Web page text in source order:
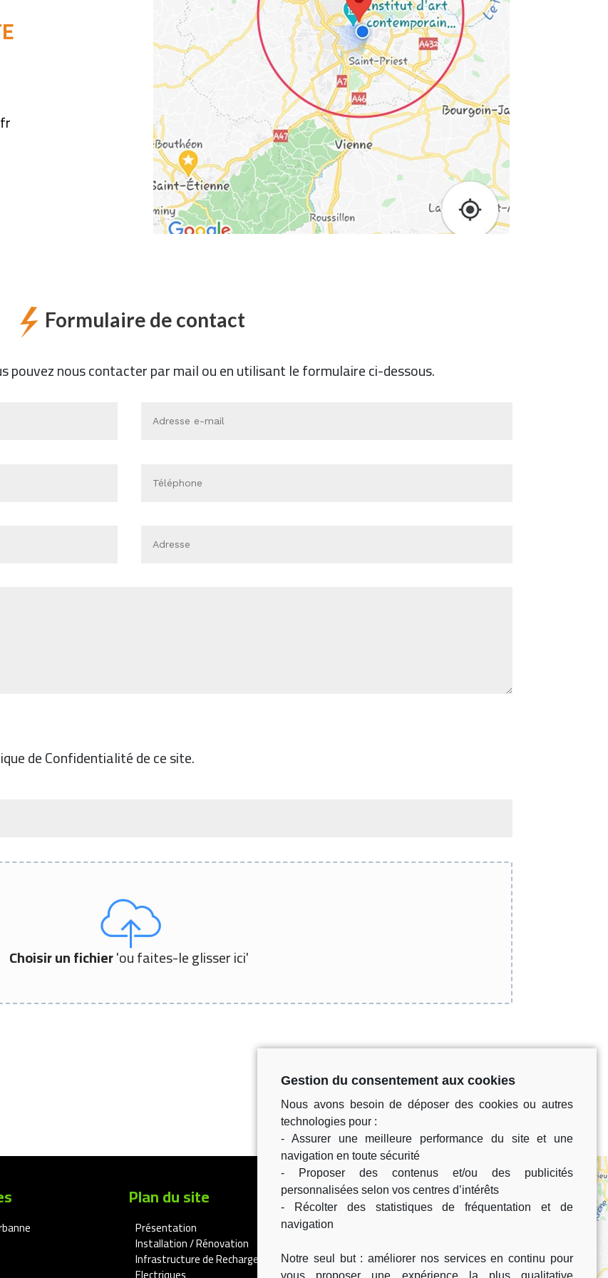
Formulaire de contact
pouvez nous contacter par mail ou en utilisant le formulaire ci-dessous.
de Confidentialité de ce site.
Choisir un fichier'ou faites-le glisser ici'
Plan du site
Présentation
Installation / Rénovation
Infrastructure de Recharge des Véhicules
Gestion du consentement aux cookies
Nous avons besoin de déposer des cookies ou autres
technologies pour :
- Assurer une meilleure performance du site et une
navigation en toute sécurité
- Proposer des contenus et/ou des publicités
personnalisées selon vos centres d’intérêts
- Récolter des statistiques de fréquentation et de
navigation
Notre seul but : améliorer nos services en continu pour
vous proposer une expérience la plus qualitative